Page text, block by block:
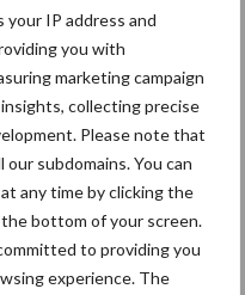
your IP address and
you with
marketing campaign
collecting precise
Please note that
subdomains. You can
any time by clicking the
bottom of your screen.
to providing you
experience. The
de beschikbaarheid van
wordt er in deze strategie
vaccin die beschikbaar
van tijd wijziging van de
over gecommuniceerd